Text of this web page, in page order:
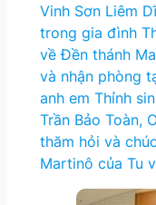
Vinh Sơn Liêm
trong gia đình
về Đền thánh
và nhận phòng
anh em Thỉnh
Trần Bảo Toàn,
thăm hỏi và
Martinô của Tu